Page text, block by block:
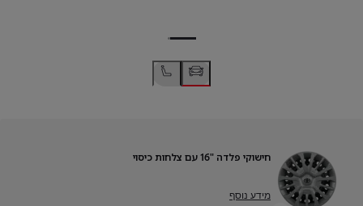
חישוקי פלדה "16 עם צלחות כיסוי
מידע נוסף